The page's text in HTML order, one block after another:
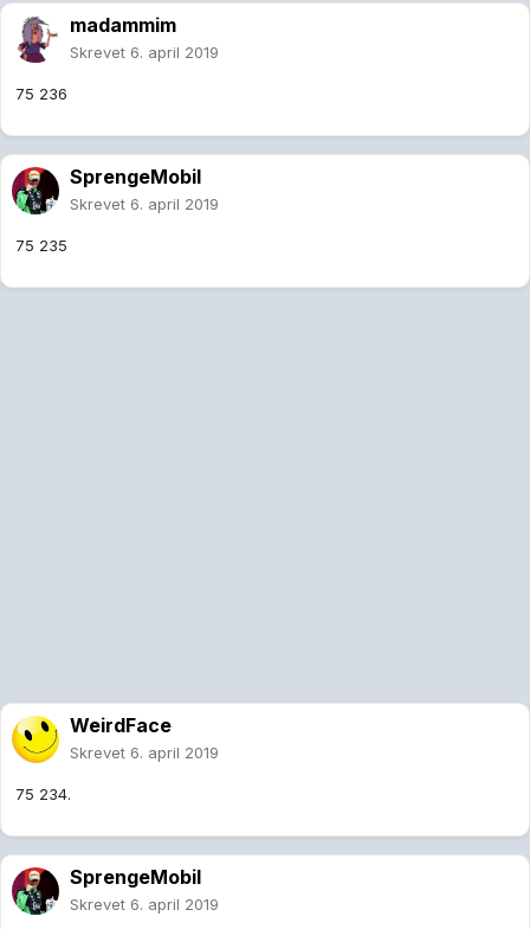
madammim
Skrevet 6. april 2019
75 236
SprengeMobil
Skrevet 6. april 2019
75 235
WeirdFace
Skrevet 6. april 2019
75 234.
SprengeMobil
Skrevet 6. april 2019